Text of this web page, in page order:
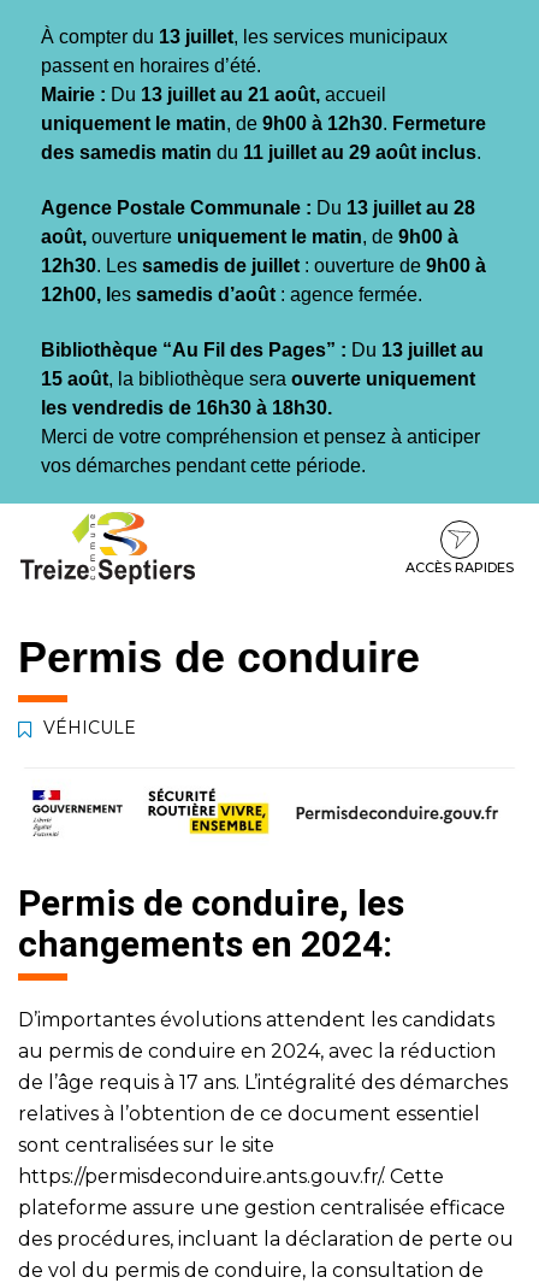
À compter du 13 juillet, les services municipaux
passent en horaires d’été.
Mairie : Du 13 juillet au 21 août, accueil
uniquement le matin, de 9h00 à 12h30. Fermeture
des samedis matin du 11 juillet au 29 août inclus.
Agence Postale Communale : Du 13 juillet au 28
août, ouverture uniquement le matin, de 9h00 à
12h30. Les samedis de juillet : ouverture de 9h00 à
12h00, l es samedis d’août : agence fermée.
Bibliothèque “Au Fil des Pages” : Du 13 juillet au
15 août, la bibliothèque sera ouverte uniquement
les vendredis de 16h30 à 18h30.
Merci de votre compréhension et pensez à anticiper
vos démarches pendant cette période.
contenu
pied
ACCÈS RAPIDES
Permis de conduire
VÉHICULE
Permis de conduire, les
changements en 2024:
D’importantes évolutions attendent les candidats
au permis de conduire en 2024, avec la réduction
de l’âge requis à 17 ans. L’intégralité des démarches
relatives à l’obtention de ce document essentiel
sont centralisées sur le site
https://permisdeconduire.ants.gouv.fr/. Cette
plateforme assure une gestion centralisée efficace
des procédures, incluant la déclaration de perte ou
de vol du permis de conduire, la consultation de